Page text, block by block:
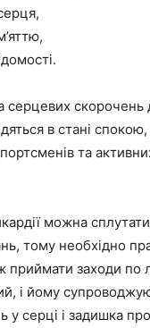
серцевих скорочень
в стані
та
можна
тому необхідно
приймати заходи по
і йому
у серці і задишка